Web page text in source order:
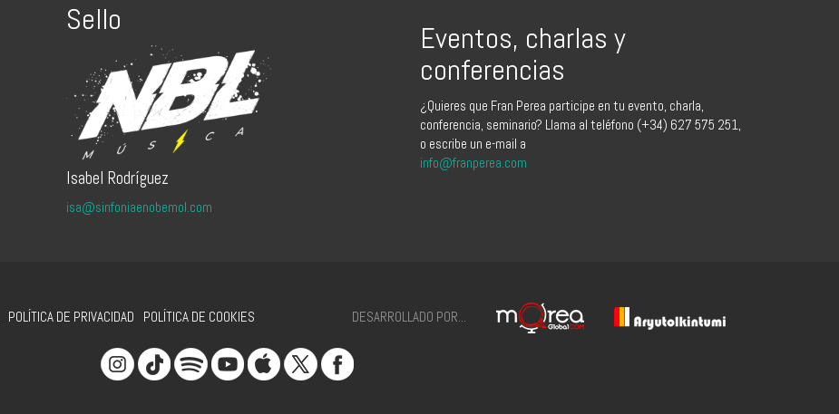
Sello
Isabel Rodríguez
isa@sinfoniaenobemol.com
Eventos, charlas y
conferencias
¿Quieres que Fran Perea participe en tu evento, charla,
conferencia, seminario? Llama al teléfono (+34) 627 575 251,
o escribe un e-mail a
info@franperea.com
POLÍTICA DE PRIVACIDAD POLÍTICA DE COOKIES DESARROLLADO POR...